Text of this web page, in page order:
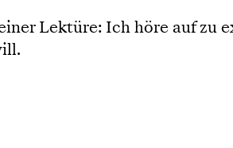
Lektüre: Ich höre auf zu